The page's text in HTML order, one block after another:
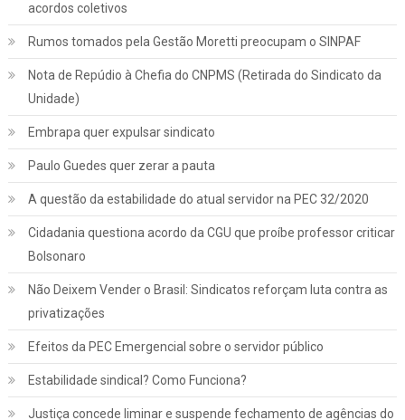
acordos coletivos
Rumos tomados pela Gestão Moretti preocupam o SINPAF
Nota de Repúdio à Chefia do CNPMS (Retirada do Sindicato da
Unidade)
Embrapa quer expulsar sindicato
Paulo Guedes quer zerar a pauta
A questão da estabilidade do atual servidor na PEC 32/2020
Cidadania questiona acordo da CGU que proíbe professor criticar
Bolsonaro
Não Deixem Vender o Brasil: Sindicatos reforçam luta contra as
privatizações
Efeitos da PEC Emergencial sobre o servidor público
Estabilidade sindical? Como Funciona?
Justiça concede liminar e suspende fechamento de agências do